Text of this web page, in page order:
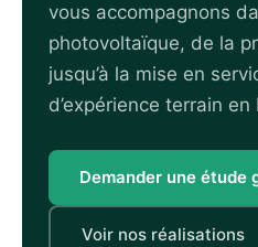
vous accompagnons
photovoltaïque, de la
jusqu’à la mise en
d’expérience terrain en
Demander une étude
Voir nos réalisations